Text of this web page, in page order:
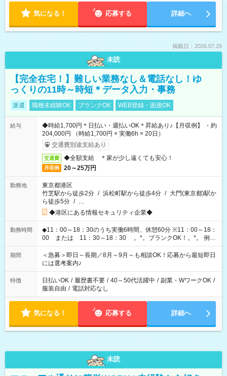
気になる！ 応募する 詳細へ
掲載日：2026.07.29
未読
【完全在宅！】難しい業務なし＆電話なし！ゆ
っくりの11時～時短＊データ入力・事務
派遣 職種未経験OK ブランクOK WEB登録・面接OK
給与
◆時給1,700円＊日払い・週払いOK＊昇給あり♪【月収例】 ・約
204,000円 （時給1,700円 × 実働6h × 20日）
交通費別途支給あり
交通費 ◆全額支給 ＊家が少し遠くても安心！
月収例 20～25万円
勤務地
東京都港区
竹芝駅から徒歩2分 / 浜松町駅から徒歩4分 / 大門(東京都)駅か
ら徒歩5分 / …
◆港区にある情報セキュリティ企業◆
勤務時間
◆11：00～18：30のうち実働6時間、休憩60分 ※11：00～18：
00 または 11：30～18：30 。*。ブランクOK！。*。 例え
ば前職が、 在宅/財団法人/事務/コールセンター/受付/販売/カフェ
スタッフ スイーツ販売/ホテルフロント/化粧品販売/など 様々な
業界から入社して活躍されています♪
期間
＜急募＞即日～長期／8月～9月～も相談OK！応募から最短即日
には選考案内♪
特徴 日払いOK / 履歴書不要 / 40～50代活躍中 / 副業・WワークOK /
服装自由 / 電話対応なし
気になる！ 応募する 詳細へ
未読